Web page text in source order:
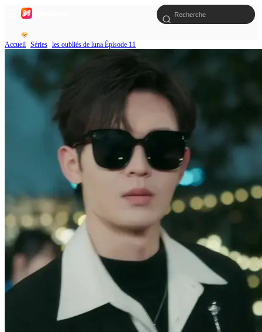
Accueil Séries les oubliés de luna Épisode 11